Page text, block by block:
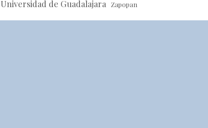
Universidad de Guadalajara Zapopan